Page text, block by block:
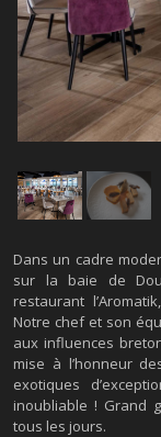
Dans un cadre
sur la baie de
restaurant
Notre chef et son
aux influences
mise à l’honneur
exotiques
inoubliable ! Grand
tous les jours.